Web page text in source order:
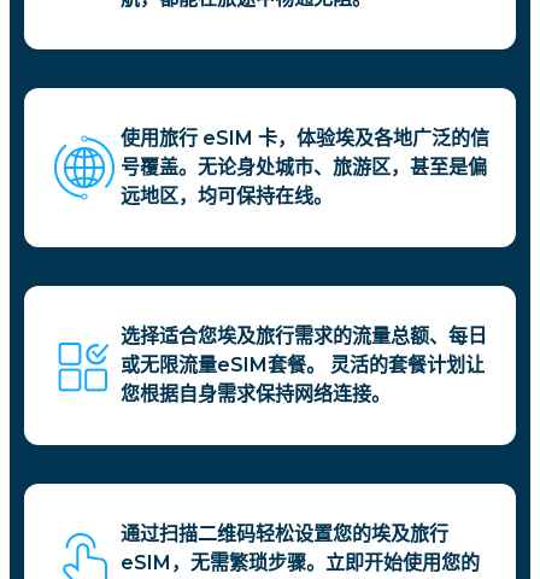
使用旅行 eSIM 卡，体验埃及各地广泛的信
号覆盖。无论身处城市、旅游区，甚至是偏
远地区，均可保持在线。
选择适合您埃及旅行需求的流量总额、每日
或无限流量eSIM套餐。 灵活的套餐计划让
您根据自身需求保持网络连接。
通过扫描二维码轻松设置您的埃及旅行
eSIM，无需繁琐步骤。立即开始使用您的